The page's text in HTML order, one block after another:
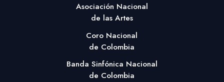
Asociación Nacional
de las Artes
Coro Nacional
de Colombia
Banda Sinfónica Nacional
de Colombia